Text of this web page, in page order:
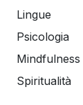
Lingue
Psicologia
Mindfulness
Spiritualità